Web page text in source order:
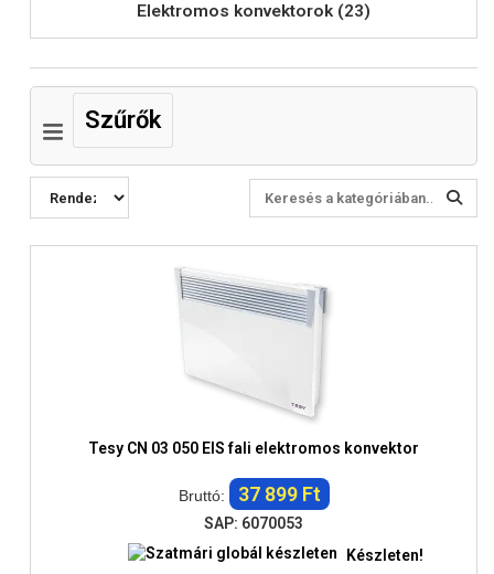
Elektromos konvektorok (23)
Szűrők
Tesy CN 03 050 EIS fali elektromos konvektor
Bruttó: 37 899 Ft
SAP: 6070053
Készleten!